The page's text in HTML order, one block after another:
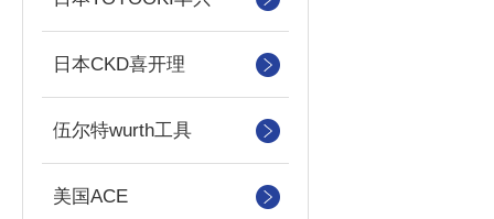
日本CKD喜开理
伍尔特wurth工具
美国ACE